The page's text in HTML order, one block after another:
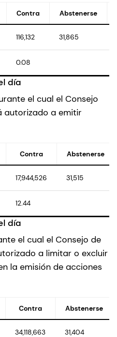
Contra Abstenerse
116,132 31,865
0.08
día
el cual el Consejo
autorizado a emitir
Contra Abstenerse
17,944,526 31,515
12.44
día
el cual el Consejo de
a limitar o excluir
la emisión de acciones
Contra Abstenerse
34,118,663 31,404